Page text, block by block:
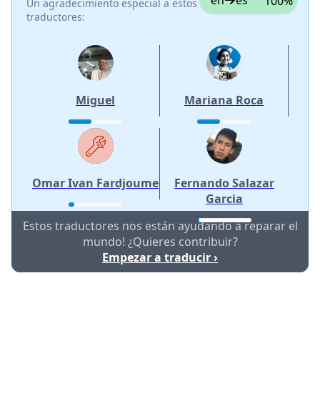
Un agradecimiento especial a estos
traductores:
Miguel Mariana Roca
Omar Ivan Fardjoume
Fernando Salazar
Garcia
Estos traductores nos están ayudando a reparar el
mundo! ¿Quieres contribuir?
Empezar a traducir ›